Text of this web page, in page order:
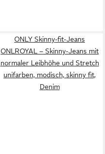
ONLY Skinny-fit-Jeans
ONLROYAL – Skinny-Jeans mit
normaler Leibhöhe und Stretch
unifarben, modisch, skinny fit,
Denim